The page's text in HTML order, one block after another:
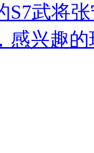
S7武将
感兴趣